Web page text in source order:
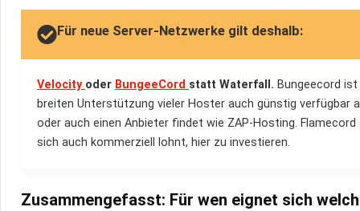
Für neue Server-Netzwerke gilt deshalb:
Velocity oder BungeeCord statt Waterfall. Bungeecord
breiten Unterstützung vieler Hoster auch günstig verfügbar
oder auch einen Anbieter findet wie ZAP-Hosting.
sich auch kommerziell lohnt, hier zu investieren.
Zusammengefasst: Für wen eignet sich